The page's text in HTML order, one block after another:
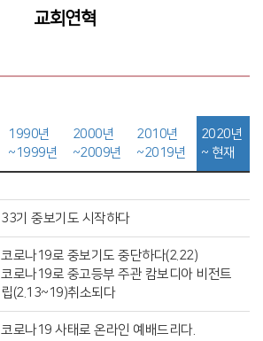
교회연혁
1990년
~1999년
2000년
~2009년
2010년
~2019년
2020년
~ 현재
33기 중보기도 시작하다
코로나19로 중보기도 중단하다(2.22)
코로나19로 중고등부 주관 캄보디아 비전트
립(2.13~19)취소되다
코로나19 사태로 온라인 예배드리다.